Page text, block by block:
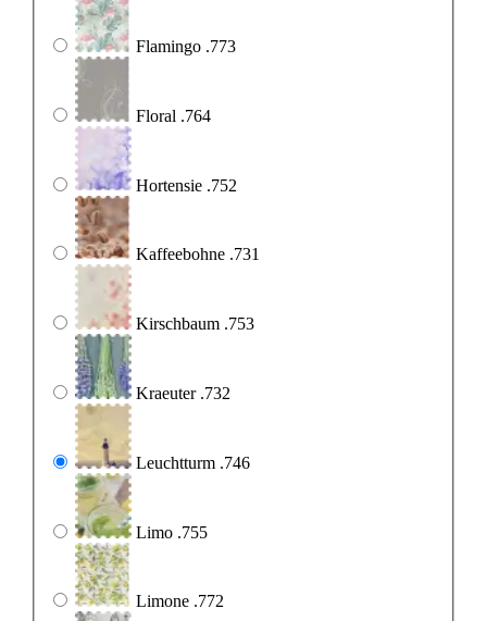
Flamingo .773
Floral .764
Hortensie .752
Kaffeebohne .731
Kirschbaum .753
Kraeuter .732
Leuchtturm .746
Limo .755
Limone .772